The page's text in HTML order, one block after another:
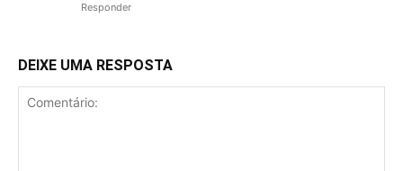
Responder
DEIXE UMA RESPOSTA